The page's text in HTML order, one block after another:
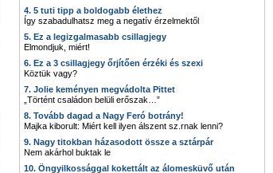
4. 5 tuti tipp a boldogabb élethez
Így szabadulhatsz meg a negatív érzelmektől
5. Ez a legizgalmasabb csillagjegy
Elmondjuk, miért!
6. Ez a 3 csillagjegy őrjítően érzéki és szexi
Köztük vagy?
7. Jolie keményen megvádolta Pittet
„Történt családon belüli erőszak…”
8. Tovább dagad a Nagy Feró botrány!
Majka kiborult: Miért kell ilyen álszent sz.rnak lenni?
9. Nagy titokban házasodott össze a sztárpár
Nem akárhol buktak le
10. Öngyilkossággal kokettált az álomesküvő után